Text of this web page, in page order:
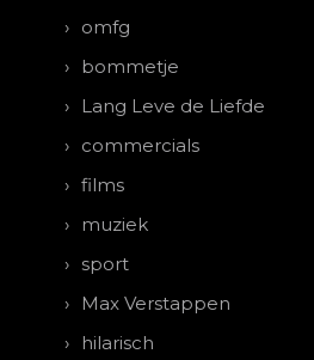
omfg
bommetje
Lang Leve de Liefde
commercials
films
muziek
sport
Max Verstappen
hilarisch